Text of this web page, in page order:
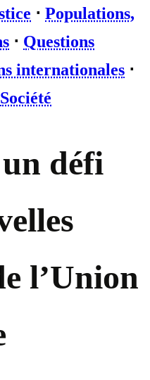
⋅ Populations,
⋅ Questions
internationales ⋅
Société
défi
l’Union